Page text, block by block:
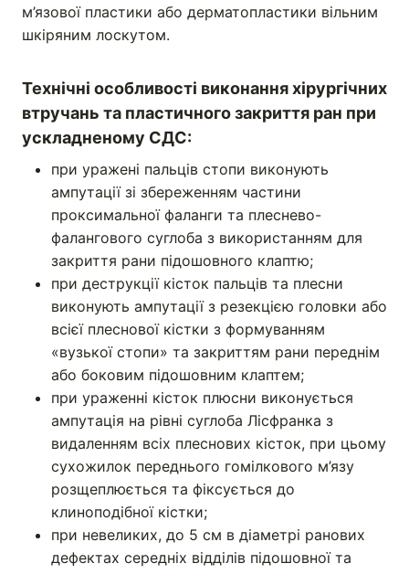
м’язової пластики або дерматопластики вільним
шкіряним лоскутом.
Технічні особливості виконання хірургічних
втручань та пластичного закриття ран при
ускладненому СДС:
при уражені пальців стопи виконують
ампутації зі збереженням частини
проксимальної фаланги та плеснево-
фалангового суглоба з використанням для
закриття рани підошовного клаптю;
при деструкції кісток пальців та плесни
виконують ампутації з резекцією головки або
всієї плеснової кістки з формуванням
«вузької стопи» та закриттям рани переднім
або боковим підошовним клаптем;
при ураженні кісток плюсни виконується
ампутація на рівні суглоба Лісфранка з
видаленням всіх плеснових кісток, при цьому
сухожилок переднього гомілкового м’язу
розщеплюється та фіксується до
клиноподібної кістки;
при невеликих, до 5 см в діаметрі ранових
дефектах середніх відділів підошовної та